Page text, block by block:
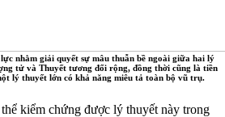
nhằm giải quyết sự mâu thuẫn bề ngoài giữa hai lý
tử và Thuyết tương đối rộng, đồng thời cũng là tiền
lý thuyết lớn có khả năng miêu tả toàn bộ vũ trụ.
kiểm chứng được lý thuyết này trong